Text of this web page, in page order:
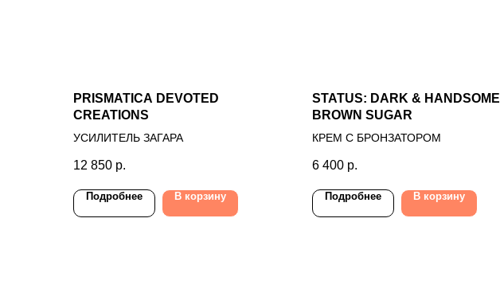
PRISMATICA DEVOTED
CREATIONS
УСИЛИТЕЛЬ ЗАГАРА
12 850 р.
Подробнее В корзину
STATUS: DARK & HANDSOME
BROWN SUGAR
КРЕМ С БРОНЗАТОРОМ
6 400 р.
Подробнее В корзину